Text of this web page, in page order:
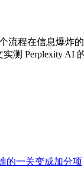
流程在信息爆
测 Perplexity
的一关变成加分项